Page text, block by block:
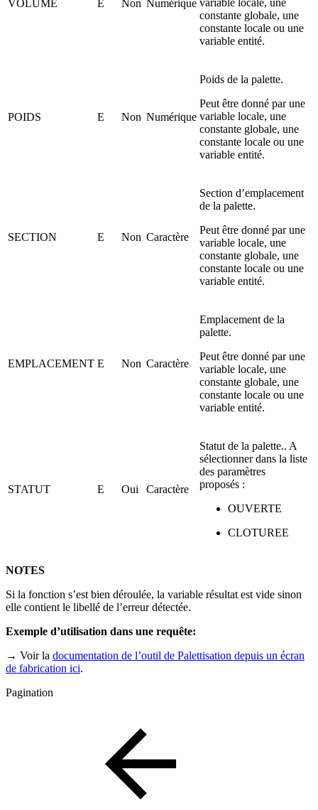
VOLUME E Non Numérique
constante globale, une
constante locale ou une
variable entité.
POIDS E Non Numérique
Poids de la palette.
Peut être donné par une
variable locale, une
constante globale, une
constante locale ou une
variable entité.
SECTION E Non Caractère
Section d’emplacement
de la palette.
Peut être donné par une
variable locale, une
constante globale, une
constante locale ou une
variable entité.
EMPLACEMENT E Non Caractère
Emplacement de la
palette.
Peut être donné par une
variable locale, une
constante globale, une
constante locale ou une
variable entité.
STATUT E Oui Caractère
Statut de la palette.. A
sélectionner dans la liste
des paramètres
proposés :
OUVERTE
CLOTUREE
NOTES
Si la fonction s’est bien déroulée, la variable résultat est vide sinon
elle contient le libellé de l’erreur détectée.
Exemple d’utilisation dans une requête:
→ Voir la documentation de l’outil de Palettisation depuis un écran
de fabrication ici.
Pagination